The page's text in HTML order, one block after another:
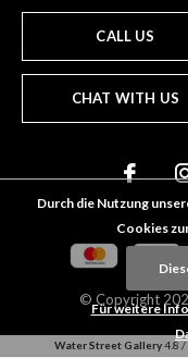
CALL US
CHAT WITH US
© Copyright
Water Street Gallery4.8 /
Durch die Nutzung
Cookies
Für weitere